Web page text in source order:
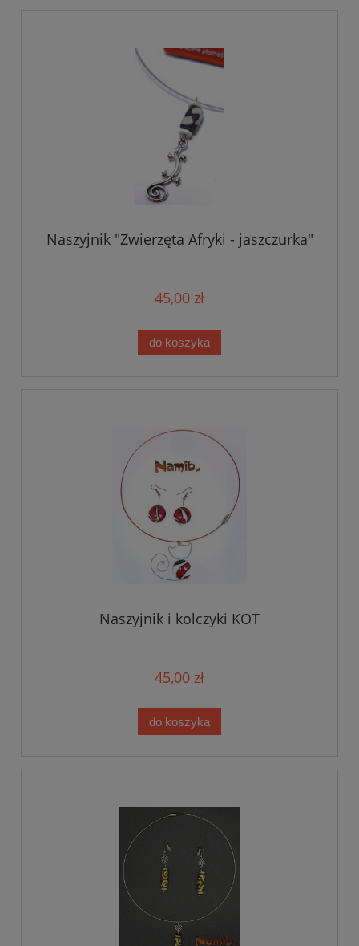
Naszyjnik "Zwierzęta Afryki - jaszczurka"
45,00 zł
do koszyka
Naszyjnik i kolczyki KOT
45,00 zł
do koszyka